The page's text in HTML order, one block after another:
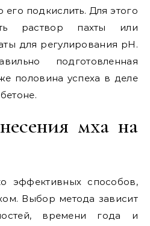
подкислить. Для этого
раствор пахты или
для регулирования pH.
подготовленная
половина успеха в деле
мха на
эффективных способов,
Выбор метода зависит
времени года и